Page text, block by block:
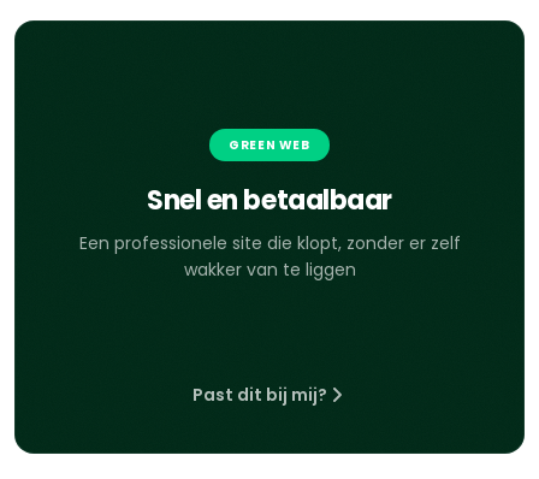
GREEN WEB
Snel en betaalbaar
Een professionele site die klopt, zonder er zelf
wakker van te liggen
Past dit bij mij?